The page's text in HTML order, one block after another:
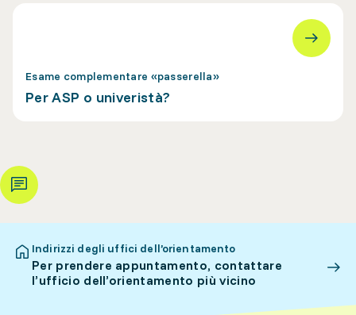
Esame complementare «passerella»
Per ASP o univeristà?
Indirizzi degli uffici dell’orientamento
Per prendere appuntamento, contattare
l’ufficio dell’orientamento più vicino